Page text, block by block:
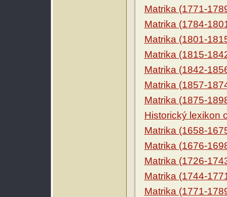
Matrika (1771-
Matrika (1784-
Matrika (1801-
Matrika (1815-
Matrika (1842-
Matrika (1857-
Matrika (1875-
Historický lexikon
Matrika (1658-
Matrika (1676-
Matrika (1726-
Matrika (1744-
Matrika (1771-